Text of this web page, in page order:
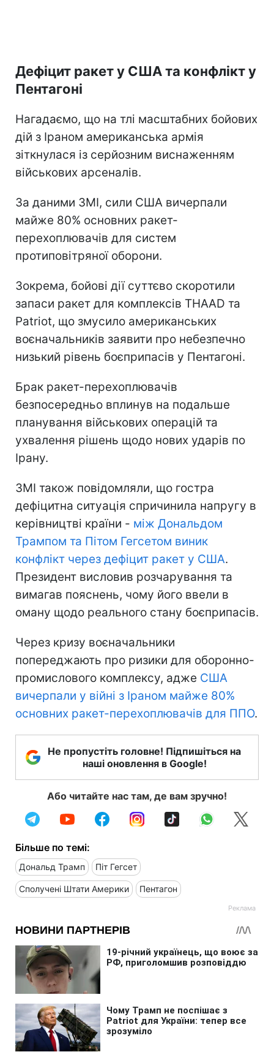
Дефіцит ракет у США та конфлікт у
Пентагоні
Нагадаємо, що на тлі масштабних бойових
дій з Іраном американська армія
зіткнулася із серйозним виснаженням
військових арсеналів.
За даними ЗМІ, сили США вичерпали
майже 80% основних ракет-
перехоплювачів для систем
протиповітряної оборони.
Зокрема, бойові дії суттєво скоротили
запаси ракет для комплексів THAAD та
Patriot, що змусило американських
воєначальників заявити про небезпечно
низький рівень боєприпасів у Пентагоні.
Брак ракет-перехоплювачів
безпосередньо вплинув на подальше
планування військових операцій та
ухвалення рішень щодо нових ударів по
Ірану.
ЗМІ також повідомляли, що гостра
дефіцитна ситуація спричинила напругу в
керівництві країни - між Дональдом
Трампом та Пітом Гегсетом виник
конфлікт через дефіцит ракет у США.
Президент висловив розчарування та
вимагав пояснень, чому його ввели в
оману щодо реального стану боєприпасів.
Через кризу воєначальники
попереджають про ризики для оборонно-
промислового комплексу, адже США
вичерпали у війні з Іраном майже 80%
основних ракет-перехоплювачів для ППО.
Не пропустіть головне! Підпишіться на
наші оновлення в Google!
Або читайте нас там, де вам зручно!
Більше по темі:
Дональд Трамп Піт Гегсет
Сполучені Штати Америки Пентагон